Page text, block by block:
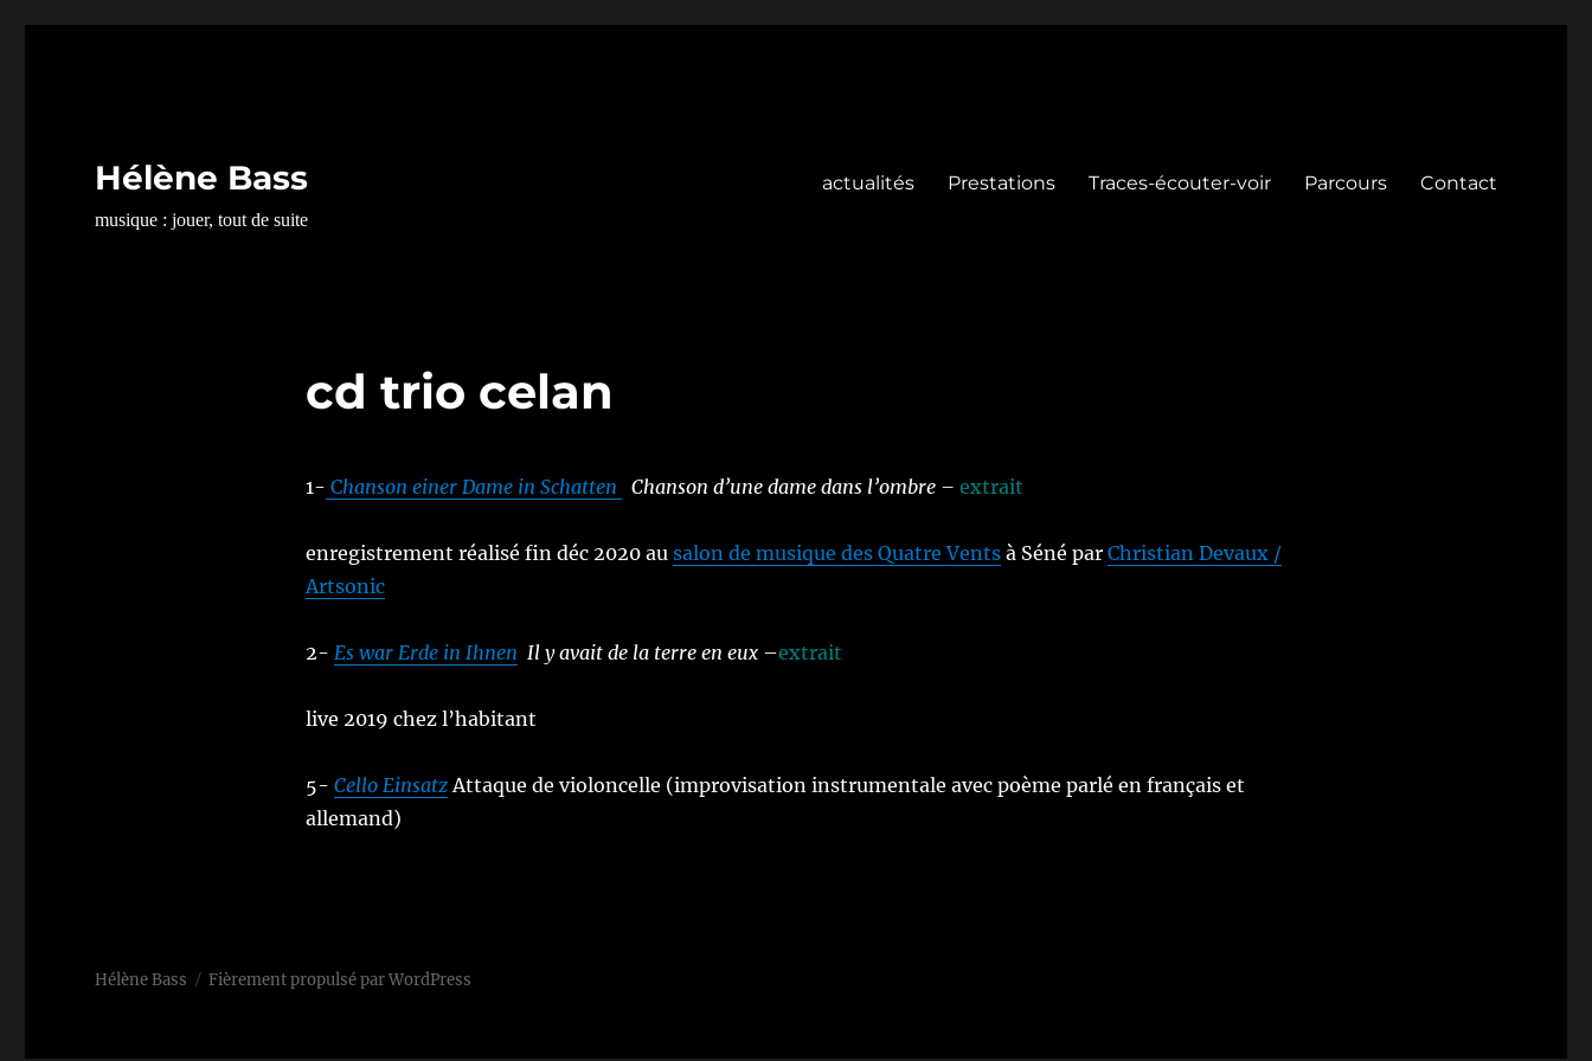
Hélène Bass
musique : jouer, tout de suite
actualités Prestations Traces-écouter-voir Parcours Contact
cd trio celan
1- Chanson einer Dame in Schatten Chanson d’une dame dans l’ombre – extrait
enregistrement réalisé fin déc 2020 au salon de musique des Quatre Ventsà Séné par Christian Devaux /
Artsonic
2- Es war Erde in Ihnen Il y avait de la terre en eux–extrait
live 2019 chez l’habitant
5- Cello EinsatzAttaque de violoncelle (improvisation instrumentale avec poème parlé en français et
allemand)
Hélène Bass Fièrement propulsé par WordPress